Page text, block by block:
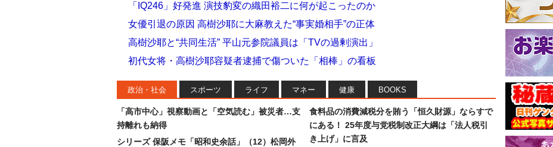
「IQ246」好発進 演技豹変の織田裕二に何が起こったのか
女優引退の原因 高樹沙耶に大麻教えた“事実婚相手”の正体
高樹沙耶と“共同生活” 平山元参院議員は「TVの過剰演出」
初代女将・高樹沙耶容疑者逮捕で傷ついた「相棒」の看板
政治・社会 スポーツ ライフ マネー 健康 BOOKS
「高市中心」視察動画と「空気読む」被災者…支
持離れも納得
シリーズ 保阪メモ「昭和史余話」（12）松岡外
食料品の消費減税分を賄う「恒久財源」ならすで
にある！ 25年度与党税制改正大綱は「法人税引
き上げ」に言及